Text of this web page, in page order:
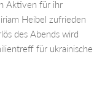
Aktiven für ihr
Heibel zufrieden
des Abends wird
für ukrainische